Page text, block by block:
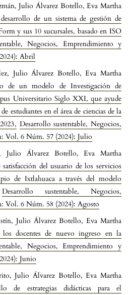
Julio Álvarez Botello, Eva Martha
de un sistema de gestión de
y sus 10 sucursales, basado en ISO
Negocios, Emprendimiento y
Abril
Julio Álvarez Botello, Eva Martha
de un modelo de Investigación de
Universitario Siglo XXI, que ayude
estudiantes en el área de ciencias de la
, Desarrollo sustentable, Negocios,
Vol. 6 Núm. 57 (2024): Julio
Julio Álvarez Botello, Eva Martha
satisfacción del usuario de los servicios
de Ixtlahuaca a través del modelo
Desarrollo sustentable, Negocios,
Vol. 6 Núm. 58 (2024): Agosto
Julio Álvarez Botello, Eva Martha
los docentes de nuevo ingreso en la
Negocios, Emprendimiento y
Junio
Julio Álvarez Botello, Eva Martha
de estrategias didácticas para el